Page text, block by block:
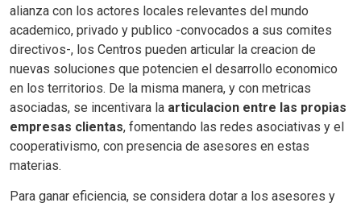
alianza con los actores locales relevantes del mundo
academico, privado y publico -convocados a sus comites
directivos-, los Centros pueden articular la creacion de
nuevas soluciones que potencien el desarrollo economico
en los territorios. De la misma manera, y con metricas
asociadas, se incentivara la articulacion entre las propias
empresas clientas, fomentando las redes asociativas y el
cooperativismo, con presencia de asesores en estas
materias.
Para ganar eficiencia, se considera dotar a los asesores y